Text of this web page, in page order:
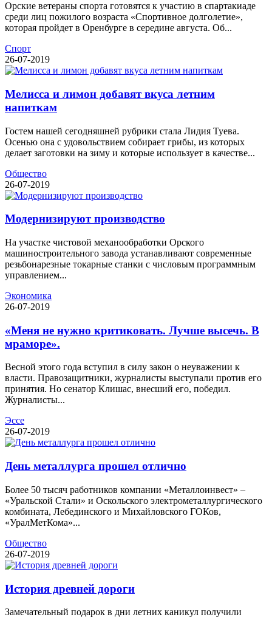
Орские ветераны спорта готовятся к участию в спартакиаде
среди лиц пожилого возраста «Спортивное долголетие»,
которая пройдет в Оренбурге в середине августа. Об...
Спорт
26-07-2019
Мелисса и лимон добавят вкуса летним
напиткам
Гостем нашей сегодняшней рубрики стала Лидия Туева.
Осенью она с удовольствием собирает грибы, из которых
делает заготовки на зиму и которые использует в качестве...
Общество
26-07-2019
Модернизируют производство
На участке чистовой механообработки Орского
машиностроительного завода устанавливают современные
резьбонарезные токарные станки с числовым программным
управлением...
Экономика
26-07-2019
«Меня не нужно критиковать. Лучше высечь. В
мраморе».
Весной этого года вступил в силу закон о неуважении к
власти. Правозащитники, журналисты выступали против его
принятия. Но сенатор Клишас, внесший его, победил.
Журналисты...
Эссе
26-07-2019
День металлурга прошел отлично
Более 50 тысяч работников компании «Металлоинвест» –
«Уральской Стали» и Оскольского электрометаллургического
комбината, Лебединского и Михайловского ГОКов,
«УралМетКома»...
Общество
26-07-2019
История древней дороги
Замечательный подарок в дни летних каникул получили